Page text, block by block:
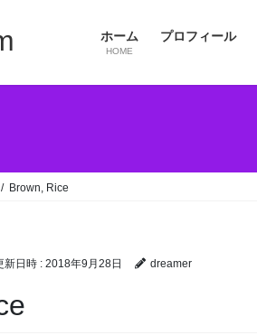
ホーム
HOME
プロフィール
Brown, Rice
新日時 : 2018年9月28日 dreamer